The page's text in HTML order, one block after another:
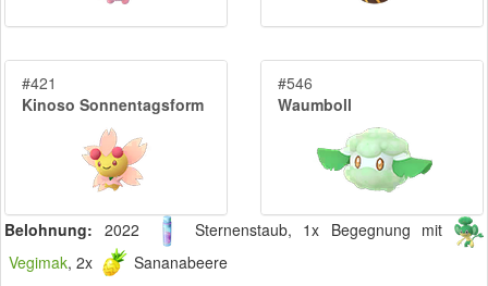
#421
Kinoso Sonnentagsform
#546
Waumboll
Belohnung: 2022
Sternenstaub, 1x Begegnung mit
Vegimak, 2x Sananabeere